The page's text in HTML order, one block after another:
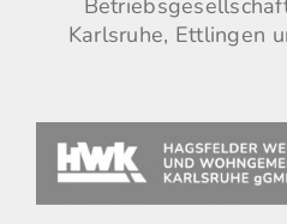
Karlsruhe, Ettlingen